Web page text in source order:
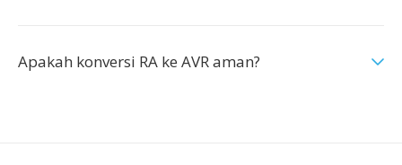
Apakah konversi RA ke AVR aman?